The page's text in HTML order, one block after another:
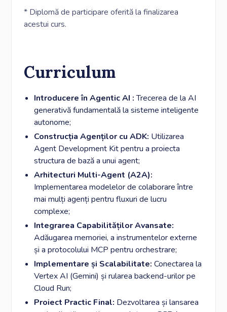
* Diplomă de participare oferită la finalizarea
acestui curs.
Curriculum
Introducere în Agentic AI :Trecerea de la AI
generativă fundamentală la sisteme inteligente
autonome;
Construcția Agenților cu ADK: Utilizarea
Agent Development Kit pentru a proiecta
structura de bază a unui agent;
Arhitecturi Multi-Agent (A2A):
Implementarea modelelor de colaborare între
mai mulți agenți pentru fluxuri de lucru
complexe;
Integrarea Capabilităților Avansate:
Adăugarea memoriei, a instrumentelor externe
și a protocolului MCP pentru orchestrare;
Implementare și Scalabilitate: Conectarea la
Vertex AI (Gemini) și rularea backend-urilor pe
Cloud Run;
Proiect Practic Final: Dezvoltarea și lansarea